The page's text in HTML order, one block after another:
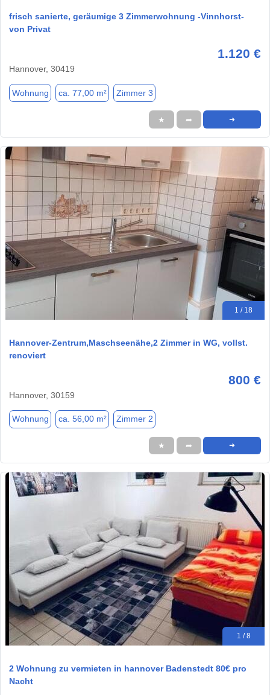
frisch sanierte, geräumige 3 Zimmerwohnung -Vinnhorst-
von Privat
1.120 €
Hannover, 30419
Wohnung ca. 77,00 m² Zimmer 3
★ ➦ ➜
1 / 18
Hannover-Zentrum,Maschseenähe,2 Zimmer in WG, vollst.
renoviert
800 €
Hannover, 30159
Wohnung ca. 56,00 m² Zimmer 2
★ ➦ ➜
1 / 8
2 Wohnung zu vermieten in hannover Badenstedt 80€ pro
Nacht